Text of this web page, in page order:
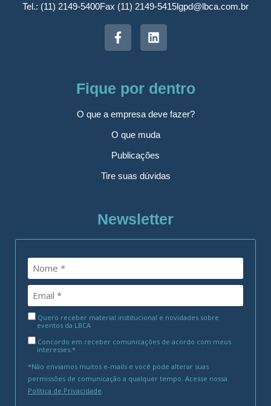
Tel.: (11) 2149-5400Fax (11) 2149-5415lgpd@lbca.com.br
Fique por dentro
O que a empresa deve fazer?
O que muda
Publicações
Tire suas dúvidas
Newsletter
Quero receber material institucional e novidades sobre
eventos da LBCA
Concordo em receber comunicações de acordo com meus
interesses.*
*Não enviamos muitos e-mails e você pode alterar suas
permissões de comunicação a qualquer tempo. Acesse nossa
Política de Privacidade.